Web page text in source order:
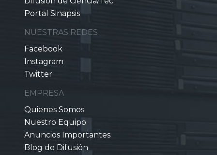
Portal Sinapsis
NUESTRAS REDES
Facebook
Instagram
Twitter
EMPRESA
Quienes Somos
Nuestro Equipo
Anuncios Importantes
Blog de Difusión